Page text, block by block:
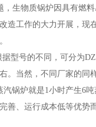
生物质锅炉因具有燃
造工作的大力开展，
型号的不同，可分为
。当然，不同厂家的
锅炉就是1小时产生6
善、运行成本低等优势